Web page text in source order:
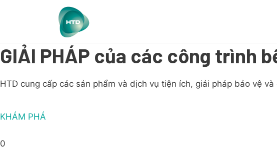
GIẢI PHÁP của các công trình
HTD cung cấp các sản phẩm và dịch vụ tiện ích, giải pháp bảo vệ
KHÁM PHÁ
0